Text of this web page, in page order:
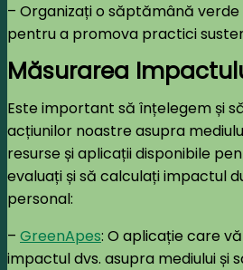
– Organizați o săptămână
pentru a promova practici
Măsurarea
Este important să înțelegem și
acțiunilor noastre asupra
resurse și aplicații disponibile
evaluați și să calculați impactul
personal:
– GreenApes: O aplicație care
impactul dvs. asupra mediului și